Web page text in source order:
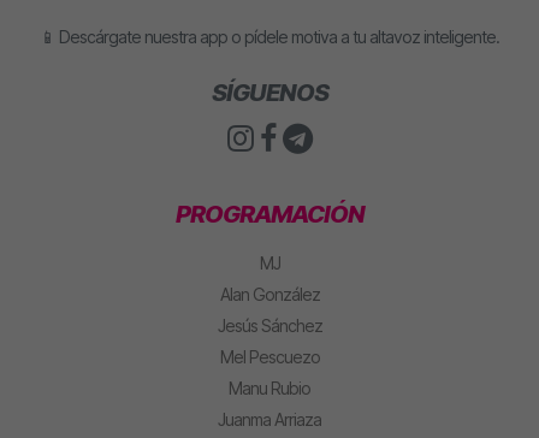
📱 Descárgate nuestra app o pídele motiva a tu altavoz inteligente.
SÍGUENOS
PROGRAMACIÓN
MJ
Alan González
Jesús Sánchez
Mel Pescuezo
Manu Rubio
Juanma Arriaza